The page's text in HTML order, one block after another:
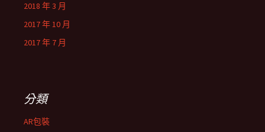
2018 年 3 月
2017 年 10 月
2017 年 7 月
分類
AR包裝